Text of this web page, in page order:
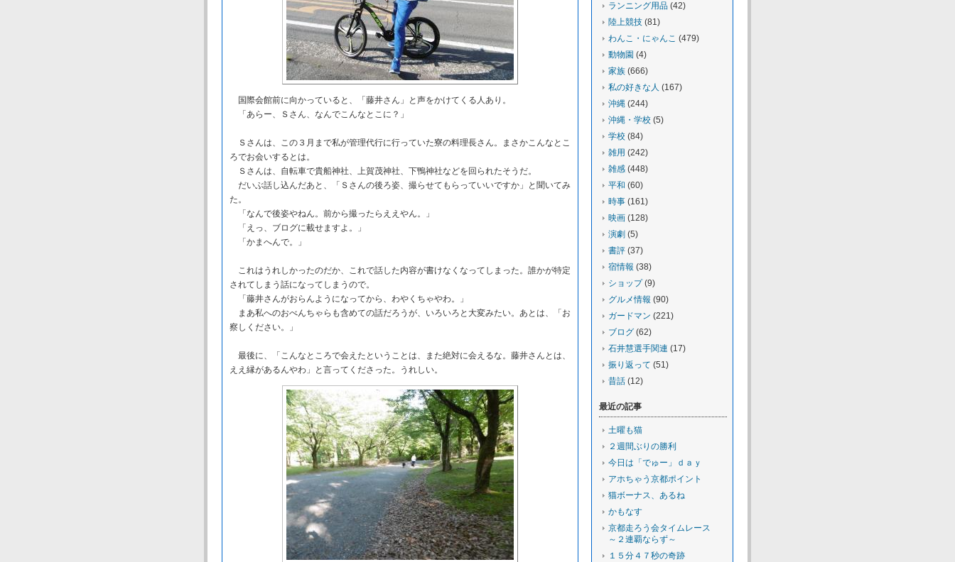
国際会館前に向かっていると、「藤井さん」と声をかけてくる人あり。
「あらー、Ｓさん、なんでこんなとこに？」
Ｓさんは、この３月まで私が管理代行に行っていた寮の料理長さん。まさかこんなとこ
ろでお会いするとは。
Ｓさんは、自転車で貴船神社、上賀茂神社、下鴨神社などを回られたそうだ。
だいぶ話し込んだあと、「Ｓさんの後ろ姿、撮らせてもらっていいですか」と聞いてみ
た。
「なんで後姿やねん。前から撮ったらええやん。」
「えっ、ブログに載せますよ。」
「かまへんで。」
これはうれしかったのだか、これで話した内容が書けなくなってしまった。誰かが特定
されてしまう話になってしまうので。
「藤井さんがおらんようになってから、わやくちゃやわ。」
まあ私へのおべんちゃらも含めての話だろうが、いろいろと大変みたい。あとは、「お
察しください。」
最後に、「こんなところで会えたということは、また絶対に会えるな。藤井さんとは、
ええ縁があるんやわ」と言ってくださった。うれしい。
ランニング用品 (42)
陸上競技 (81)
わんこ・にゃんこ (479)
動物園 (4)
家族 (666)
私の好きな人 (167)
沖縄 (244)
沖縄・学校 (5)
学校 (84)
雑用 (242)
雑感 (448)
平和 (60)
時事 (161)
映画 (128)
演劇 (5)
書評 (37)
宿情報 (38)
ショップ(9)
グルメ情報 (90)
ガードマン (221)
ブログ (62)
石井慧選手関連 (17)
振り返って (51)
昔話 (12)
最近の記事
土曜も猫
２週間ぶりの勝利
今日は「でゅー」ｄａｙ
アホちゃう京都ポイント
猫ボーナス、あるね
かもなす
京都走ろう会タイムレース
～２連覇ならず～
１５分４７秒の奇跡